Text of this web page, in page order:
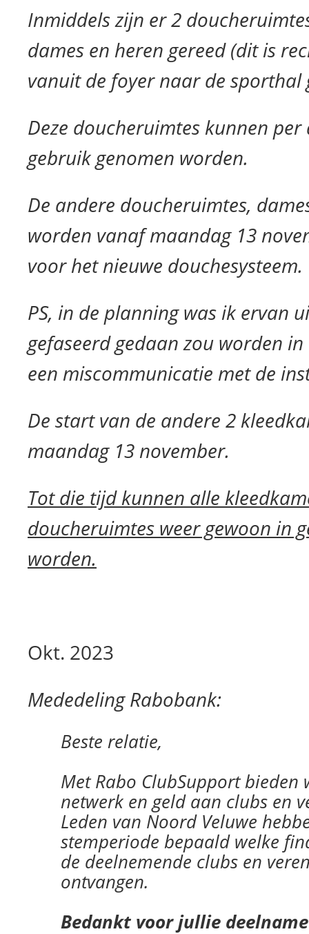
Inmiddels zijn er 2
dames en heren gereed (dit is
vanuit de foyer naar de sporthal
Deze doucheruimtes kunnen
gebruik genomen worden.
De andere doucheruimtes,
worden vanaf maandag 13
voor het nieuwe douchesysteem.
PS, in de planning was ik ervan
gefaseerd gedaan zou worden
een miscommunicatie met de
De start van de andere 2
maandag 13 november.
Tot die tijd kunnen alle
doucheruimtes weer gewoon in
worden.
Okt. 2023
Mededeling Rabobank:
Beste relatie,
Met Rabo ClubSupport bieden
netwerk en geld aan clubs en
Leden van Noord Veluwe
stemperiode bepaald welke
de deelnemende clubs en
ontvangen.
Bedankt voor jullie